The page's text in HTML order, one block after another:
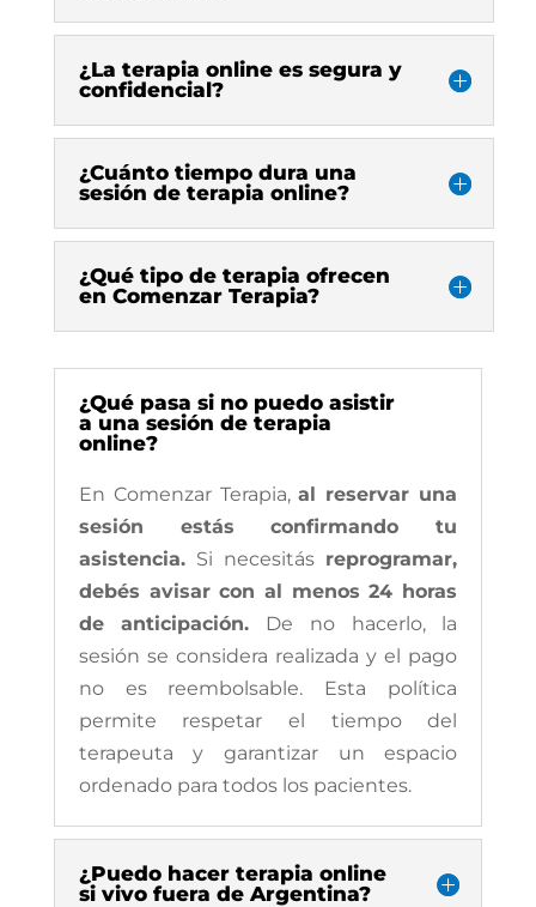
¿La terapia online es segura y
confidencial?
¿Cuánto tiempo dura una
sesión de terapia online?
¿Qué tipo de terapia ofrecen
en Comenzar Terapia?
¿Qué pasa si no puedo asistir
a una sesión de terapia
online?
En Comenzar Terapia,al reservar una
sesión estás confirmando tu
asistencia.Si necesitás reprogramar,
debés avisar con al menos 24 horas
de anticipación. De no hacerlo, la
sesión se considera realizada y el pago
no es reembolsable. Esta política
permite respetar el tiempo del
terapeuta y garantizar un espacio
ordenado para todos los pacientes.
¿Puedo hacer terapia online
si vivo fuera de Argentina?